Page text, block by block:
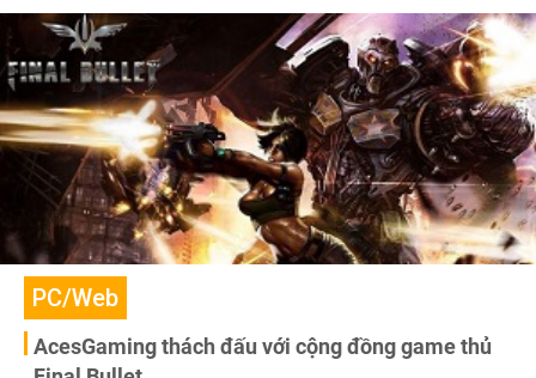
PC/Web
AcesGaming thách đấu với cộng đồng game thủ